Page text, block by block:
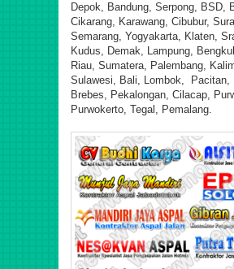
Depok, Bandung, Serpong, BSD,
Cikarang, Karawang, Cibubur,
Semarang, Yogyakarta, Klaten,
Kudus, Demak, Lampung,
Riau, Sumatera, Palembang,
Sulawesi, Bali, Lombok, Pacitan,
Brebes, Pekalongan, Cilacap,
Purwokerto, Tegal, Pemalang.